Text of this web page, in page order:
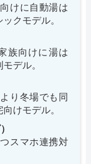
けに自動湯は
クモデル。
族向けに湯は
デル。
り冬場でも同
けモデル。
スマホ連携対